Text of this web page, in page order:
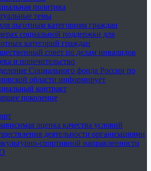
политика
темы
льготным категориям граждан
социальной поддержки для
категорий граждан
совет по делам инвалидов
и попечительство
Социального фонда России по
области информирует
контракт
поколение
оценка качества условий
деятельности организациями
спортивной направленности